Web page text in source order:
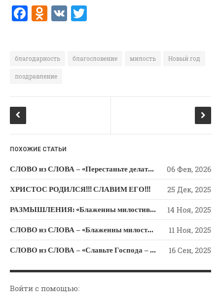
Служение
F
a
e
b
o
O
d
o
kl
a
ki
V
K
te
благодарность благословение милость Новый год
поздравление
ПОХОЖИЕ СТАТЬИ
СЛОВО из СЛОВА – «Перестаньте делать зло, научитесь делать добро» 06 Фев, 2026
ХРИСТОС РОДИЛСЯ!!! СЛАВИМ ЕГО!!! 25 Дек, 2025
РАЗМЫШЛЕНИЯ: «Блаженны милостивые» 14 Ноя, 2025
СЛОВО из СЛОВА – «Блаженны милостивые» 11 Ноя, 2025
СЛОВО из СЛОВА – «Славьте Господа – Он добрый и вовек милость Его!» (Псалом 117) 16 Сен, 2025
Войти с помощью: